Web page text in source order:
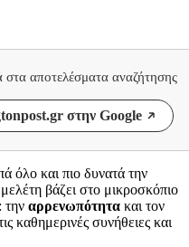
στα αποτελέσματα αναζήτησης
στην Google
όλο και πιο δυνατά την
βάζει στο μικροσκόπιο
την αρρενωπότητα και τον
καθημερινές συνήθειες και